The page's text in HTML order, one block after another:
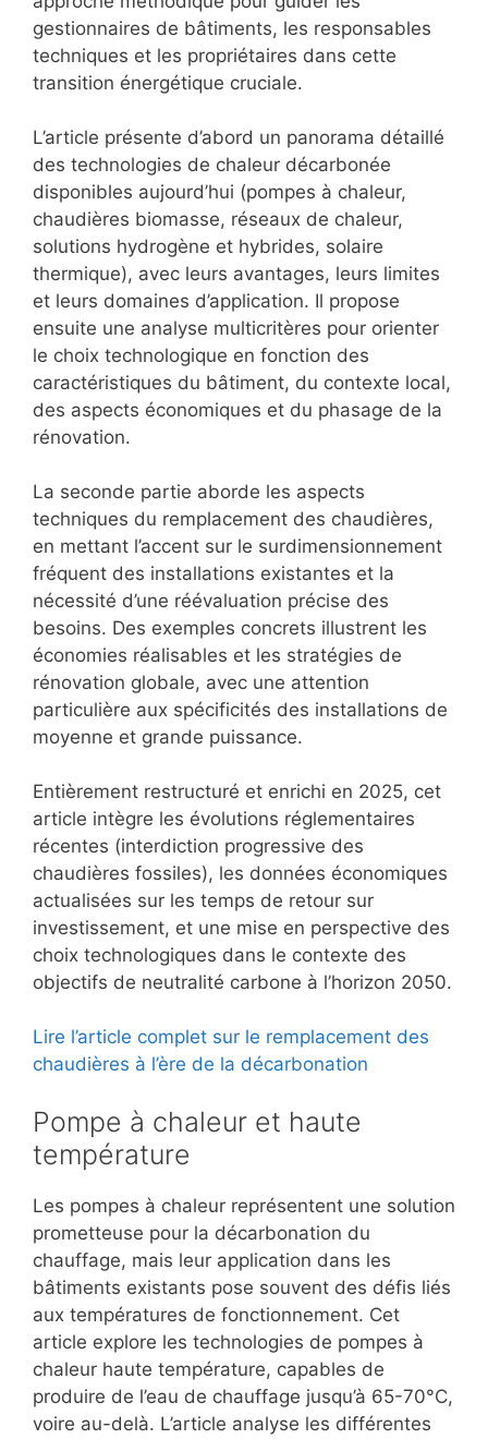
gestionnaires de bâtiments, les responsables
techniques et les propriétaires dans cette
transition énergétique cruciale.
L’article présente d’abord un panorama détaillé
des technologies de chaleur décarbonée
disponibles aujourd’hui (pompes à chaleur,
chaudières biomasse, réseaux de chaleur,
solutions hydrogène et hybrides, solaire
thermique), avec leurs avantages, leurs limites
et leurs domaines d’application. Il propose
ensuite une analyse multicritères pour orienter
le choix technologique en fonction des
caractéristiques du bâtiment, du contexte local,
des aspects économiques et du phasage de la
rénovation.
La seconde partie aborde les aspects
techniques du remplacement des chaudières,
en mettant l’accent sur le surdimensionnement
fréquent des installations existantes et la
nécessité d’une réévaluation précise des
besoins. Des exemples concrets illustrent les
économies réalisables et les stratégies de
rénovation globale, avec une attention
particulière aux spécificités des installations de
moyenne et grande puissance.
Entièrement restructuré et enrichi en 2025, cet
article intègre les évolutions réglementaires
récentes (interdiction progressive des
chaudières fossiles), les données économiques
actualisées sur les temps de retour sur
investissement, et une mise en perspective des
choix technologiques dans le contexte des
objectifs de neutralité carbone à l’horizon 2050.
Lire l’article complet sur le remplacement des
chaudières à l’ère de la décarbonation
Pompe à chaleur et haute
température
Les pompes à chaleur représentent une solution
prometteuse pour la décarbonation du
chauffage, mais leur application dans les
bâtiments existants pose souvent des défis liés
aux températures de fonctionnement. Cet
article explore les technologies de pompes à
chaleur haute température, capables de
produire de l’eau de chauffage jusqu’à 65-70°C,
voire au-delà. L’article analyse les différentes